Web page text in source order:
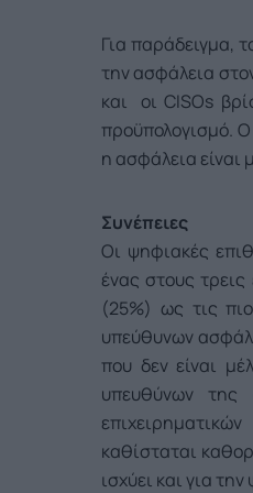
Για παράδειγμα,
την ασφάλεια
και οι CISOs
προϋπολογισμό. Ο
η ασφάλεια
Συνέπειες
Οι ψηφιακές
ένας στους
(25%) ως τις
υπεύθυνων
που δεν είναι
υπευθύνων της
καθίσταται
ισχύει και για